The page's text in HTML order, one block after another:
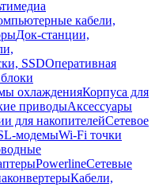
кабели,
Док-станции,
SSDОперативная
охлажденияКорпуса для
приводыАксессуары
для накопителейСетевое
модемыWi-Fi точки
PowerlineСетевые
Кабели,